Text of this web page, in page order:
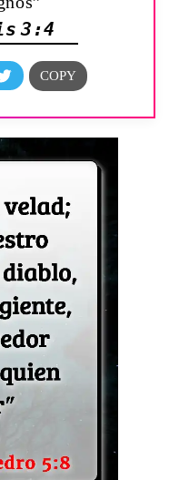
3:4